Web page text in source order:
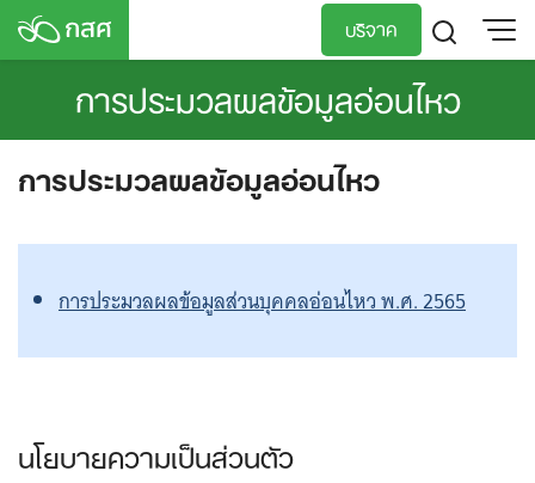
Skip
บริจาค
TH
การประมวลผลข้อมูลอ่อนไหว
การประมวลผลข้อมูลอ่อนไหว
การประมวลผลข้อมูลส่วนบุคคลอ่อนไหว พ.ศ. 2565
นโยบายความเป็นส่วนตัว